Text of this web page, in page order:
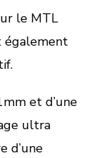
le MTL
également
et d’une
ultra
d’une